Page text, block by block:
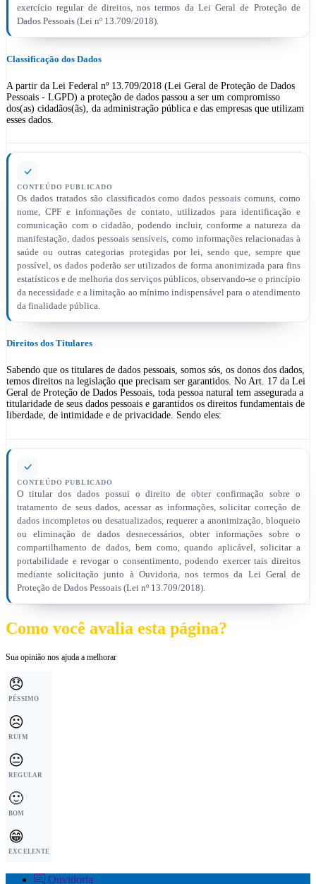
exercício regular de direitos, nos termos da Lei Geral de Proteção de
Dados Pessoais (Lei nº 13.709/2018).
Classificação dos Dados
A partir da Lei Federal nº 13.709/2018 (Lei Geral de Proteção de Dados
Pessoais - LGPD) a proteção de dados passou a ser um compromisso
dos(as) cidadãos(ãs), da administração pública e das empresas que utilizam
esses dados.
CONTEÚDO PUBLICADO
Os dados tratados são classificados como dados pessoais comuns, como
nome, CPF e informações de contato, utilizados para identificação e
comunicação com o cidadão, podendo incluir, conforme a natureza da
manifestação, dados pessoais sensíveis, como informações relacionadas à
saúde ou outras categorias protegidas por lei, sendo que, sempre que
possível, os dados poderão ser utilizados de forma anonimizada para fins
estatísticos e de melhoria dos serviços públicos, observando-se o princípio
da necessidade e a limitação ao mínimo indispensável para o atendimento
da finalidade pública.
Direitos dos Titulares
Sabendo que os titulares de dados pessoais, somos sós, os donos dos dados,
temos direitos na legislação que precisam ser garantidos. No Art. 17 da Lei
Geral de Proteção de Dados Pessoais, toda pessoa natural tem assegurada a
titularidade de seus dados pessoais e garantidos os direitos fundamentais de
liberdade, de intimidade e de privacidade. Sendo eles:
CONTEÚDO PUBLICADO
O titular dos dados possui o direito de obter confirmação sobre o
tratamento de seus dados, acessar as informações, solicitar correção de
dados incompletos ou desatualizados, requerer a anonimização, bloqueio
ou eliminação de dados desnecessários, obter informações sobre o
compartilhamento de dados, bem como, quando aplicável, solicitar a
portabilidade e revogar o consentimento, podendo exercer tais direitos
mediante solicitação junto à Ouvidoria, nos termos da Lei Geral de
Proteção de Dados Pessoais (Lei nº 13.709/2018).
Como você avalia esta página?
Sua opinião nos ajuda a melhorar
😞
PÉSSIMO
☹️
RUIM
😐
REGULAR
🙂
BOM
😁
EXCELENTE
Ouvidoria